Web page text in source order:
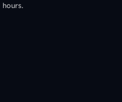
hours.